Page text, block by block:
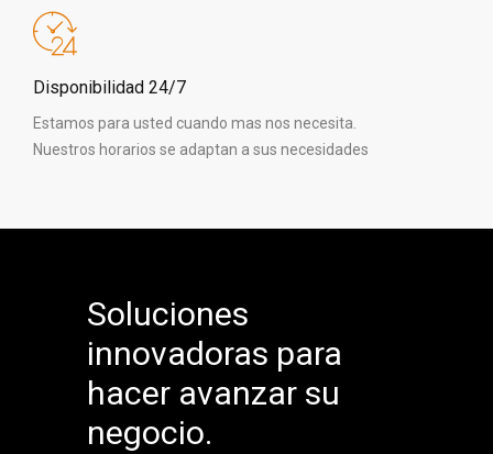
Disponibilidad 24/7
Estamos para usted cuando mas nos necesita.
Nuestros horarios se adaptan a sus necesidades
Soluciones
innovadoras para
hacer avanzar su
negocio.